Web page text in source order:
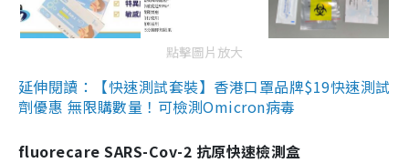
點擊圖片放大
延伸閱讀：【快速測試套裝】香港口罩品牌$19快速測試
劑優惠 無限購數量！可檢測Omicron病毒
fluorecare SARS-Cov-2 抗原快速檢測盒